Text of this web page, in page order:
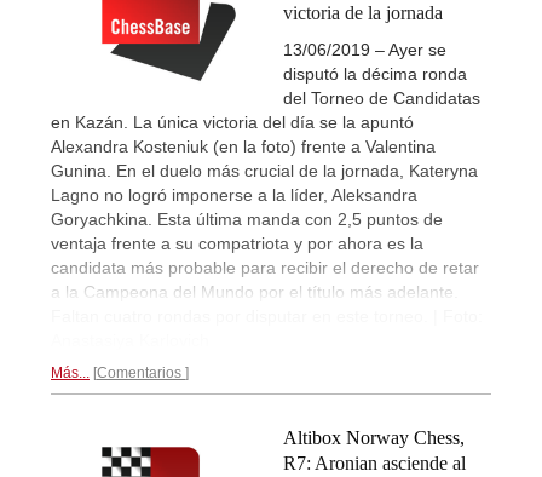
victoria de la jornada
13/06/2019 – Ayer se
disputó la décima ronda
del Torneo de Candidatas
en Kazán. La única victoria del día se la apuntó
Alexandra Kosteniuk (en la foto) frente a Valentina
Gunina. En el duelo más crucial de la jornada, Kateryna
Lagno no logró imponerse a la líder, Aleksandra
Goryachkina. Esta última manda con 2,5 puntos de
ventaja frente a su compatriota y por ahora es la
candidata más probable para recibir el derecho de retar
a la Campeona del Mundo por el título más adelante.
Más... Comentarios
Altibox Norway Chess,
R7: Aronian asciende al